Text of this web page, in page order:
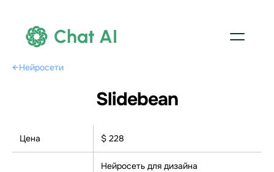
Chat AI
←Нейросети
Slidebean
Цена $ 228
Нейросеть для дизайна